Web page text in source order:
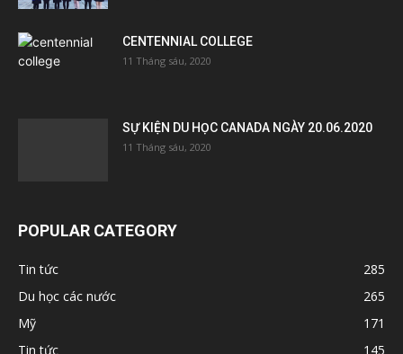
CENTENNIAL COLLEGE
11 Tháng sáu, 2020
SỰ KIỆN DU HỌC CANADA NGÀY 20.06.2020
11 Tháng sáu, 2020
POPULAR CATEGORY
Tin tức
285
Du học các nước
265
Mỹ
171
Tin tức
145